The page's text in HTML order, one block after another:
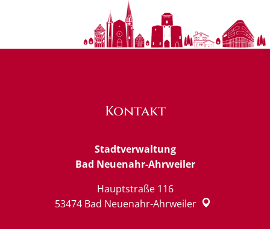
Kontakt
Stadtverwaltung
Bad Neuenahr-Ahrweiler
Hauptstraße 116
53474 Bad Neuenahr-Ahrweiler